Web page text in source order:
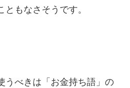
もなさそうです。
うべきは「お金持ち語」の